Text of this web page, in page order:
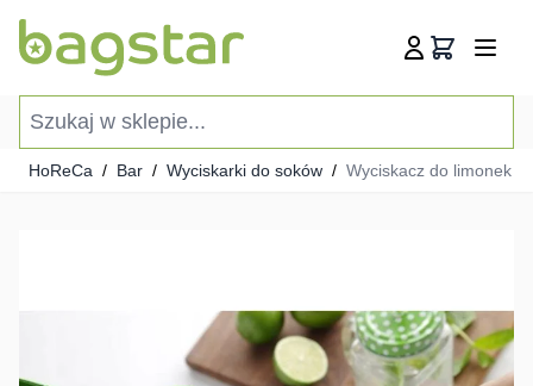
Koszyk
HoReCa / Bar / Wyciskarki do soków / Wyciskacz do limonek